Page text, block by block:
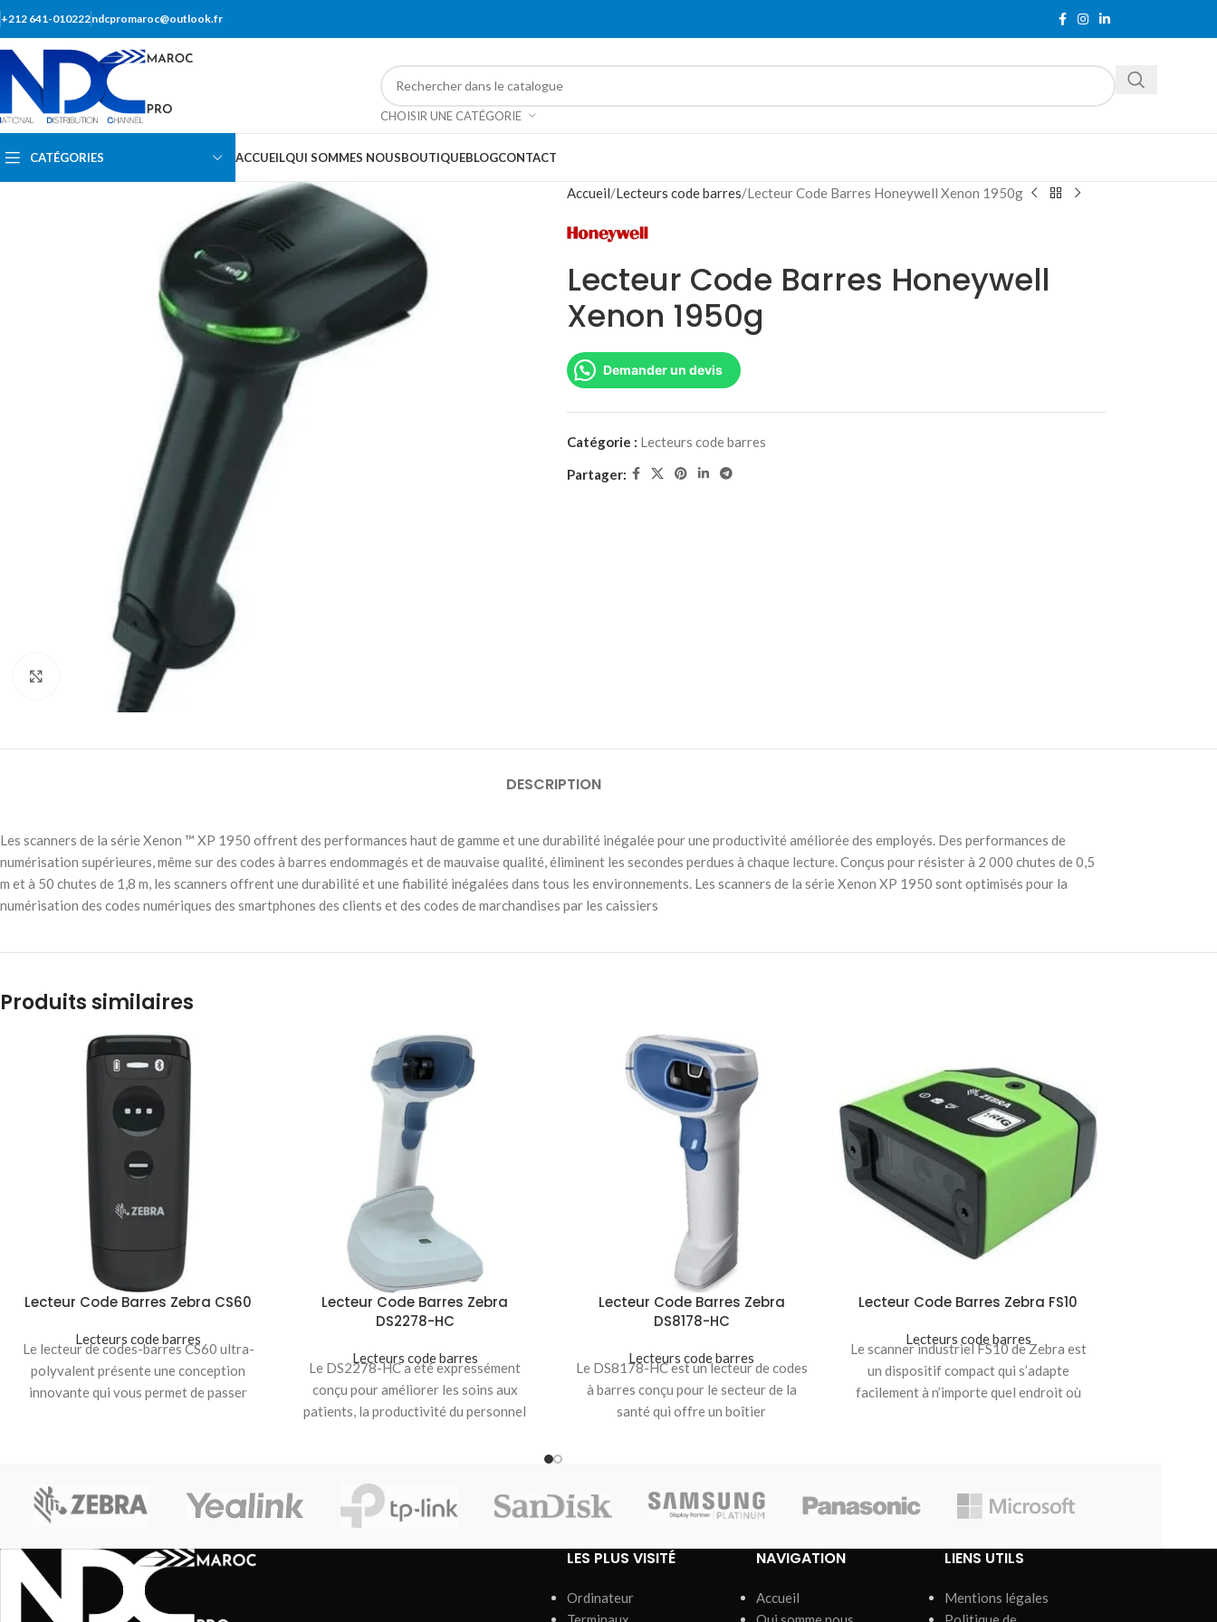
+212 641-010222ndcpromaroc@outlook.fr
CHOISIR UNE CATÉGORIE
CATÉGORIES ACCUEILQUI SOMMES NOUSBOUTIQUEBLOGCONTACT
Accueil Lecteurs code barres Lecteur Code Barres Honeywell Xenon 1950g
Lecteur Code Barres Honeywell
Xenon 1950g
Demander un devis
Catégorie : Lecteurs code barres
Partager:
DESCRIPTION
Les scanners de la série Xenon ™ XP 1950 offrent des performances haut de gamme et une durabilité inégalée pour une productivité améliorée des employés. Des performances de
numérisation supérieures, même sur des codes à barres endommagés et de mauvaise qualité, éliminent les secondes perdues à chaque lecture. Conçus pour résister à 2 000 chutes de 0,5
m et à 50 chutes de 1,8 m, les scanners offrent une durabilité et une fiabilité inégalées dans tous les environnements. Les scanners de la série Xenon XP 1950 sont optimisés pour la
numérisation des codes numériques des smartphones des clients et des codes de marchandises par les caissiers
Produits similaires
Lecteur Code Barres Zebra CS60
Lecteurs code barres
Le lecteur de codes-barres CS60 ultra-
polyvalent présente une conception
innovante qui vous permet de passer
Lecteur Code Barres Zebra
DS2278-HC
Lecteurs code barres
Le DS2278-HC a été expressément
conçu pour améliorer les soins aux
patients, la productivité du personnel
Lecteur Code Barres Zebra
DS8178-HC
Lecteurs code barres
Le DS8178-HC est un lecteur de codes
à barres conçu pour le secteur de la
santé qui offre un boîtier
Lecteur Code Barres Zebra FS10
Lecteurs code barres
Le scanner industriel FS10 de Zebra est
un dispositif compact qui s’adapte
facilement à n’importe quel endroit où
LES PLUS VISITÉ
Ordinateur
NAVIGATION
Accueil
LIENS UTILS
Mentions légales